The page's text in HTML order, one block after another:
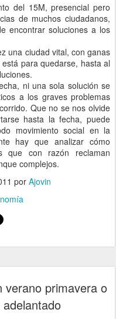
del 15M, presencial pero
de muchos ciudadanos,
encontrar soluciones a los
una ciudad vital, con ganas
para quedarse, hasta al
ni una sola solución se
a los graves problemas
Que no se nos olvide
hasta la fecha, puede
movimiento social en la
hay que analizar cómo
que con razón reclaman
complejos.
por Ajovin
verano primavera o